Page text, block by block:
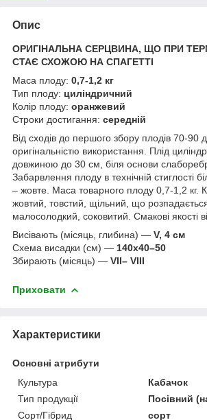
Опис
ОРИГІНАЛЬНА СЕРЦВИНА, ЩО ПРИ
СТАЄ СХОЖОЮ НА СПАГЕТТІ
Маса плоду: 0,7-1,2 кг
Тип плоду: циліндричний
Колір плоду: оранжевий
Строки достигання: середній
Від сходів до першого збору плодів 70-90
оригінальністю використання. Плід
довжиною до 30 см, біля основи
Забарвлення плоду в технічній стиглості
– жовте. Маса товарного плоду 0,7-1,2 кг.
жовтий, товстий, щільний, що
малосолодкий, соковитий. Смакові якості
Висівають (місяць, глибина) — V, 4 см
Схема висадки (см) — 140х40–50
Збирають (місяць) — VII– VIII
Приховати
Характеристики
Основні атрибути
Культура
Кабачок
Тип продукції
Посівний
Сорт/Гібрид
сорт